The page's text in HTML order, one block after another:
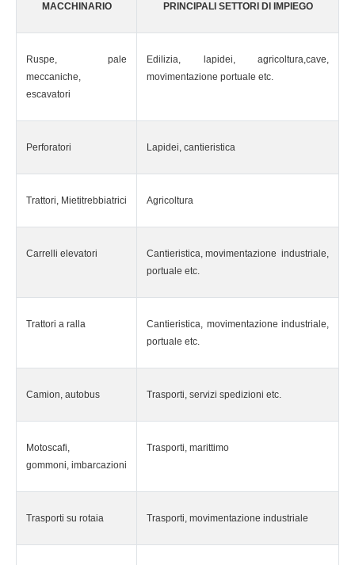
MACCHINARIO PRINCIPALI SETTORI DI IMPIEGO
Ruspe, pale
meccaniche,
escavatori
Edilizia, lapidei, agricoltura,cave,
movimentazione portuale etc.
Perforatori Lapidei, cantieristica
Trattori, Mietitrebbiatrici Agricoltura
Carrelli elevatori
Cantieristica, movimentazione industriale,
portuale etc.
Trattori a ralla
Cantieristica, movimentazione industriale,
portuale etc.
Camion, autobus Trasporti, servizi spedizioni etc.
Motoscafi,
gommoni, imbarcazioni
Trasporti, marittimo
Trasporti su rotaia Trasporti, movimentazione industriale